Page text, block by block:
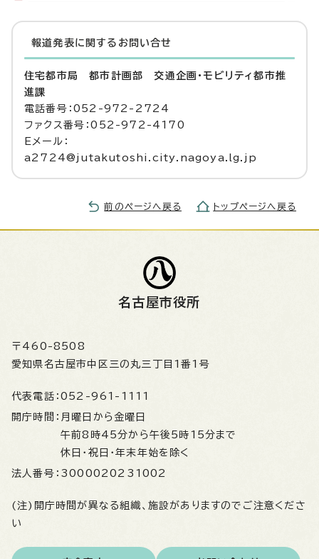
報道発表に関するお問い合せ
住宅都市局 都市計画部 交通企画・モビリティ都市推
進課
電話番号：052-972-2724
ファクス番号：052-972-4170
Eメール：
a2724@jutakutoshi.city.nagoya.lg.jp
前のページへ戻る トップページへ戻る
名古屋市役所
〒460-8508
愛知県名古屋市中区三の丸三丁目1番1号
代表電話： 052-961-1111
開庁時間： 月曜日から金曜日
午前8時45分から午後5時15分まで
休日・祝日・年末年始を除く
法人番号： 3000020231002
(注)開庁時間が異なる組織、施設がありますのでご注意くださ
い